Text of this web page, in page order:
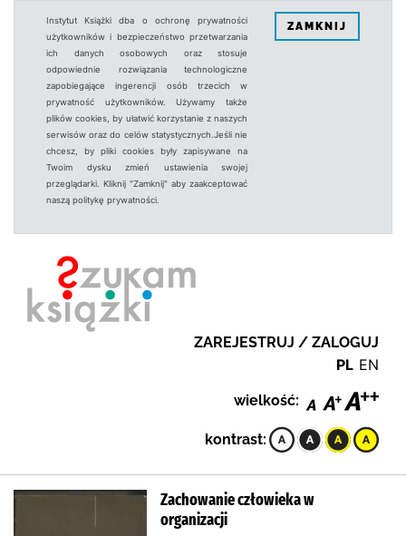
Instytut Książki dba o ochronę prywatności
użytkowników i bezpieczeństwo przetwarzania
ich danych osobowych oraz stosuje
odpowiednie rozwiązania technologiczne
zapobiegające ingerencji osób trzecich w
prywatność użytkowników. Używamy także
plików cookies, by ułatwić korzystanie z naszych
serwisów oraz do celów statystycznych.Jeśli nie
chcesz, by pliki cookies były zapisywane na
Twoim dysku zmień ustawienia swojej
przeglądarki. Kliknij "Zamknij" aby zaakceptować
naszą politykę prywatności.
ZAMKNIJ
ZAREJESTRUJ / ZALOGUJ
PL EN
wielkość:
kontrast:
Zachowanie człowieka w
organizacji